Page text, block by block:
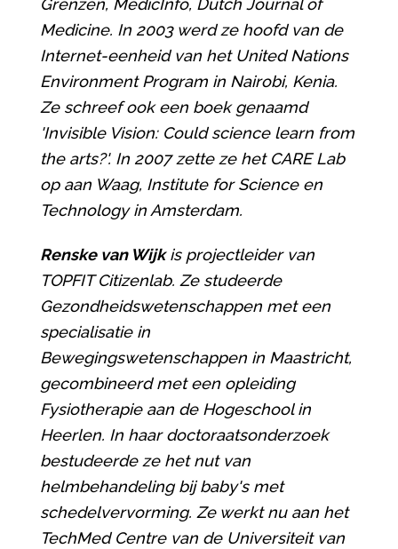
Grenzen, MedicInfo, Dutch Journal of
Medicine. In 2003 werd ze hoofd van de
Internet-eenheid van het United Nations
Environment Program in Nairobi, Kenia.
Ze schreef ook een boek genaamd
'Invisible Vision: Could science learn from
the arts?'. In 2007 zette ze het CARE Lab
op aan Waag, Institute for Science en
Technology in Amsterdam.
Renske van Wijkis projectleider van
TOPFIT Citizenlab. Ze studeerde
Gezondheidswetenschappen met een
specialisatie in
Bewegingswetenschappen in Maastricht,
gecombineerd met een opleiding
Fysiotherapie aan de Hogeschool in
Heerlen. In haar doctoraatsonderzoek
bestudeerde ze het nut van
helmbehandeling bij baby's met
schedelvervorming. Ze werkt nu aan het
TechMed Centre van de Universiteit van